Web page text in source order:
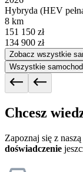
Hybryda (HEV
8 km
151 150 zł
134 900 zł
Zobacz wszystkie
Wszystkie
Chcesz
Zapoznaj się z
doświadczenie